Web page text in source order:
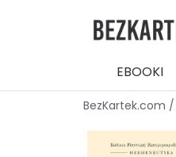
EBOOKI
BezKartek.com /